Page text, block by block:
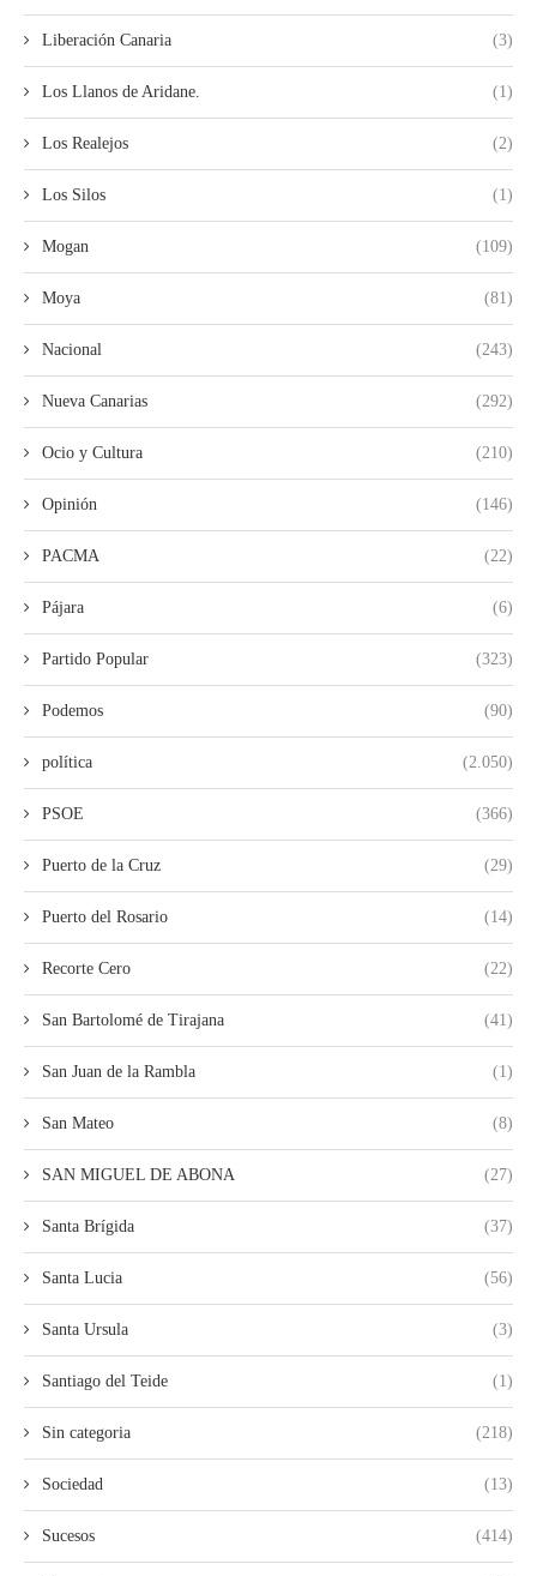
Liberación Canaria (3)
Los Llanos de Aridane. (1)
Los Realejos (2)
Los Silos (1)
Mogan (109)
Moya (81)
Nacional (243)
Nueva Canarias (292)
Ocio y Cultura (210)
Opinión (146)
PACMA (22)
Pájara (6)
Partido Popular (323)
Podemos (90)
política (2.050)
PSOE (366)
Puerto de la Cruz (29)
Puerto del Rosario (14)
Recorte Cero (22)
San Bartolomé de Tirajana (41)
San Juan de la Rambla (1)
San Mateo (8)
SAN MIGUEL DE ABONA (27)
Santa Brígida (37)
Santa Lucia (56)
Santa Ursula (3)
Santiago del Teide (1)
Sin categoria (218)
Sociedad (13)
Sucesos (414)